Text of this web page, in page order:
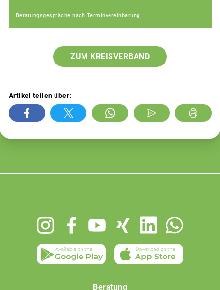
Beratungsgespräche nach Terminvereinbarung
ZUM KREISVERBAND
Artikel teilen über:
Beratung